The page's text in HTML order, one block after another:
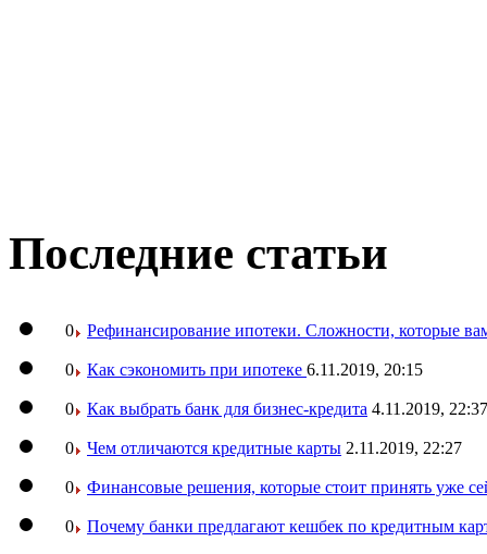
Последние статьи
0 Рефинансирование ипотеки. Сложности, которые
0 Как сэкономить при ипотеке 6.11.2019, 20:15
0 Как выбрать банк для бизнес-кредита 4.11.2019, 22:37
0 Чем отличаются кредитные карты 2.11.2019, 22:27
0 Финансовые решения, которые стоит принять уже
0 Почему банки предлагают кешбек по кредитным